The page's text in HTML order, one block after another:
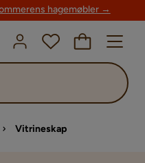
hagemøbler →
Vitrineskap